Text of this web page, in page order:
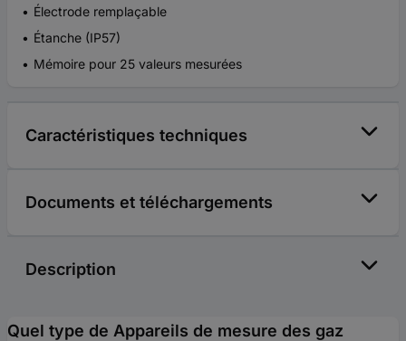
Électrode remplaçable
Étanche (IP57)
Mémoire pour 25 valeurs mesurées
Caractéristiques techniques
Documents et téléchargements
Description
Quel type de Appareils de mesure des gaz